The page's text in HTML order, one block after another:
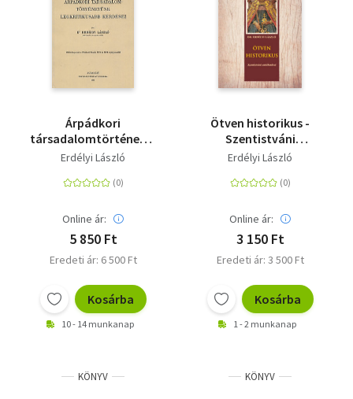
Árpádkori
társadalomtörténetünk
legkritikusabb
Erdélyi László
Online ár:
5 850 Ft
Eredeti ár: 6 500 Ft
Kosárba
10 - 14 munkanap
Ötven historikus -
Szentistváni
emlékművei
Erdélyi László
Online ár:
3 150 Ft
Eredeti ár: 3 500 Ft
Kosárba
1 - 2 munkanap
KÖNYV KÖNYV